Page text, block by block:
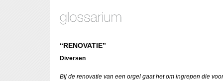
“RENOVATIE”
Diversen
Bij de renovatie van een orgel gaat het om ingrepen die